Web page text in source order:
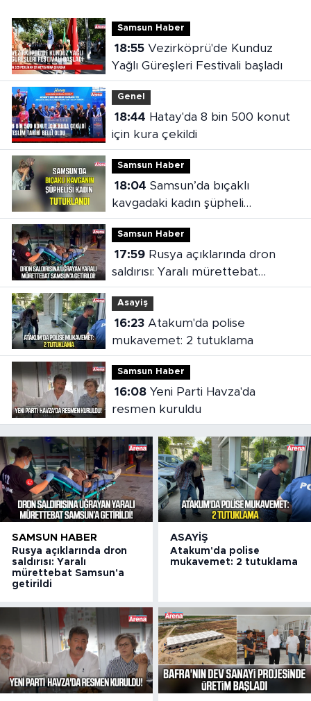
Samsun Haber
18:55Vezirköprü'de Kunduz
Yağlı Güreşleri Festivali başladı
Genel
18:44
için kura çekildi
Samsun Haber
18:04
kavgadaki kadın şüpheli
tutuklandı
Samsun Haber
17:59Rusya açıklarında dron
saldırısı: Yaralı mürettebat
Samsun'a getirildi
Asayiş
16:23Atakum'da polise
mukavemet: 2 tutuklama
Samsun Haber
16:08Yeni Parti Havza'da
resmen kuruldu
SAMSUN HABER
Rusya açıklarında dron
saldırısı: Yaralı
mürettebat Samsun'a
getirildi
ASAYIŞ
Atakum'da polise
mukavemet: 2 tutuklama